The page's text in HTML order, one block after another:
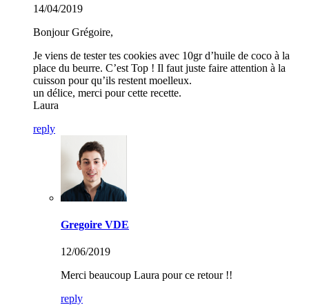
14/04/2019
Bonjour Grégoire,
Je viens de tester tes cookies avec 10gr d’huile de coco à la
place du beurre. C’est Top ! Il faut juste faire attention à la
cuisson pour qu’ils restent moelleux.
un délice, merci pour cette recette.
Laura
reply
Gregoire VDE
12/06/2019
Merci beaucoup Laura pour ce retour !!
reply